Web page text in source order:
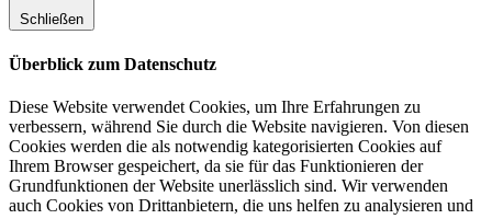
Schließen
Überblick zum Datenschutz
Diese Website verwendet Cookies, um Ihre Erfahrungen zu
verbessern, während Sie durch die Website navigieren. Von diesen
Cookies werden die als notwendig kategorisierten Cookies auf
Ihrem Browser gespeichert, da sie für das Funktionieren der
Grundfunktionen der Website unerlässlich sind. Wir verwenden
auch Cookies von Drittanbietern, die uns helfen zu analysieren und